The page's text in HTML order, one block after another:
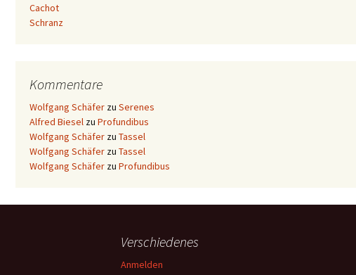
Cachot
Schranz
Kommentare
Wolfgang Schäfer zu Serenes
Alfred Biesel zu Profundibus
Wolfgang Schäfer zu Tassel
Wolfgang Schäfer zu Tassel
Wolfgang Schäfer zu Profundibus
Verschiedenes
Anmelden